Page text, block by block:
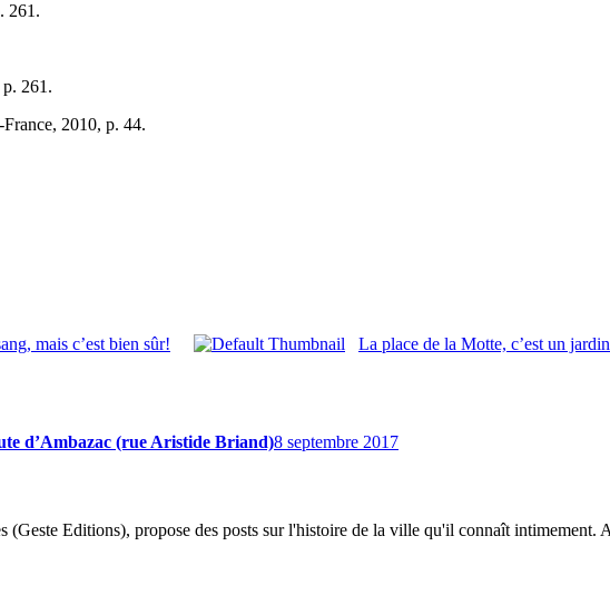
261.
261.
2010, p. 44.
mais c’est bien sûr! La place de la Motte, c’est un
d’Ambazac (rue Aristide Briand)8 septembre 2017
Editions), propose des posts sur l'histoire de la ville qu'il connaît intimement.